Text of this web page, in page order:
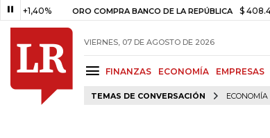
ORO COMPRA BANCO DE LA REPÚBLICA $ 408.498,97
VIERNES, 07 DE AGOSTO DE 2026
FINANZAS ECONOMÍA EMPRESAS
TEMAS DE CONVERSACIÓN ECONOMÍA